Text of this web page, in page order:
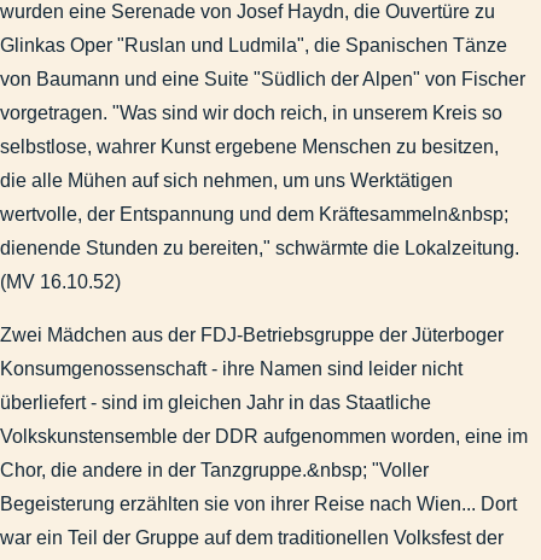
Bibliografie
Impressum
Suchen & Finden
Abbildungen-deaktiviert
wurden eine Serenade von Josef Haydn, die Ouvertüre zu
Glinkas Oper "Ruslan und Ludmila", die Spanischen Tänze
von Baumann und eine Suite "Südlich der Alpen" von Fischer
vorgetragen. "Was sind wir doch reich, in unserem Kreis so
selbstlose, wahrer Kunst ergebene Menschen zu besitzen,
die alle Mühen auf sich nehmen, um uns Werktätigen
wertvolle, der Entspannung und dem Kräftesammeln&nbsp;
dienende Stunden zu bereiten," schwärmte die Lokalzeitung.
(MV 16.10.52)
Zwei Mädchen aus der FDJ-Betriebsgruppe der Jüterboger
Konsumgenossenschaft - ihre Namen sind leider nicht
überliefert - sind im gleichen Jahr in das Staatliche
Volkskunstensemble der DDR aufgenommen worden, eine im
Chor, die andere in der Tanzgruppe.&nbsp; "Voller
Begeisterung erzählten sie von ihrer Reise nach Wien... Dort
war ein Teil der Gruppe auf dem traditionellen Volksfest der